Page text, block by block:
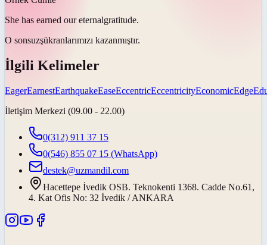
She has earned our eternalgratitude.
O sonsuzşükranlarımızı kazanmıştır.
İlgili Kelimeler
EagerEarnestEarthquakeEaseEccentricEccentricityEconomicEdge
İletişim Merkezi (09.00 - 22.00)
0(312) 911 37 15
0(546) 855 07 15 (WhatsApp)
destek@uzmandil.com
Hacettepe İvedik OSB. Teknokenti 1368. Cadde No.61,
4. Kat Ofis No: 32 İvedik / ANKARA